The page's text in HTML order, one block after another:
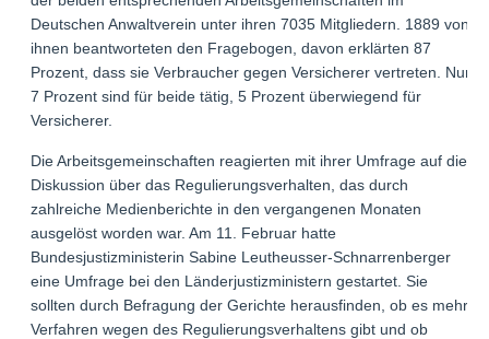
Deutschen Anwaltverein unter ihren 7035 Mitgliedern. 1889 von
ihnen beantworteten den Fragebogen, davon erklärten 87
Prozent, dass sie Verbraucher gegen Versicherer vertreten. Nur
7 Prozent sind für beide tätig, 5 Prozent überwiegend für
Versicherer.
Die Arbeitsgemeinschaften reagierten mit ihrer Umfrage auf die
Diskussion über das Regulierungsverhalten, das durch
zahlreiche Medienberichte in den vergangenen Monaten
ausgelöst worden war. Am 11. Februar hatte
Bundesjustizministerin Sabine Leutheusser-Schnarrenberger
eine Umfrage bei den Länderjustizministern gestartet. Sie
sollten durch Befragung der Gerichte herausfinden, ob es mehr
Verfahren wegen des Regulierungsverhaltens gibt und ob